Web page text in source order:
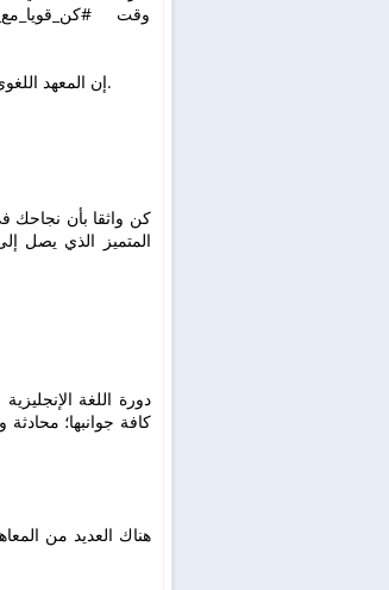
وقت
إن المعهد اللغوي الأمريكي تمارة هو من بين المدارس الأعلى تصنيفاً لتدريس اللغة الإنكليزية في المغرب.
كن واثقا بأن نجاحك
هناك العديد من